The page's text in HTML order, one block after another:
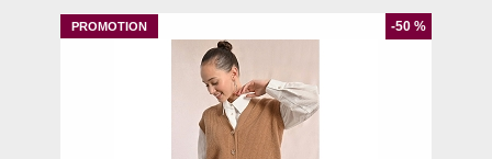
-50 %